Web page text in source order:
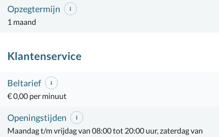
Opzegtermijn
1 maand
Klantenservice
Beltarief
€ 0,00 per minuut
Openingstijden
Maandag t/m vrijdag van 08:00 tot 20:00 uur, zaterdag van